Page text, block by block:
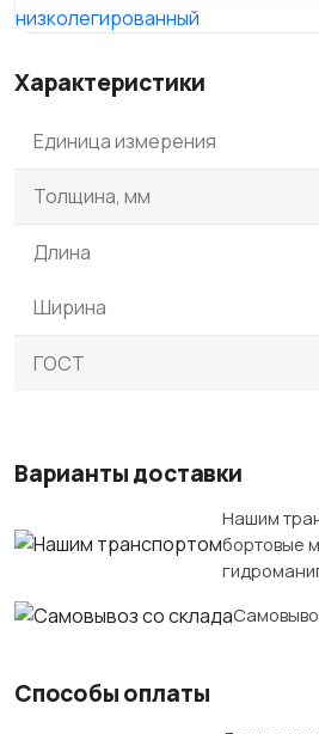
Характеристики
Единица измерения
Толщина, мм
Длина
Ширина
ГОСТ
Варианты доставки
Нашим
бортовые
Способы оплаты